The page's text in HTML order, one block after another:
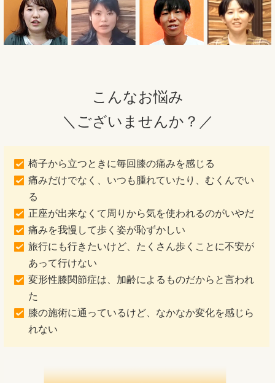
こんなお悩み
＼ございませんか？／
椅子から立つときに毎回膝の痛みを感じる
痛みだけでなく、いつも腫れていたり、むくんでい
る
正座が出来なくて周りから気を使われるのがいやだ
痛みを我慢して歩く姿が恥ずかしい
旅行にも行きたいけど、たくさん歩くことに不安が
あって行けない
変形性膝関節症は、加齢によるものだからと言われ
た
膝の施術に通っているけど、なかなか変化を感じら
れない